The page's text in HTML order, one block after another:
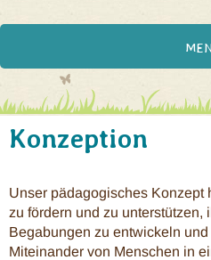
Konzeption
Unser pädagogisches Konzept
zu fördern und zu unterstützen,
Begabungen zu entwickeln
Miteinander von Menschen in